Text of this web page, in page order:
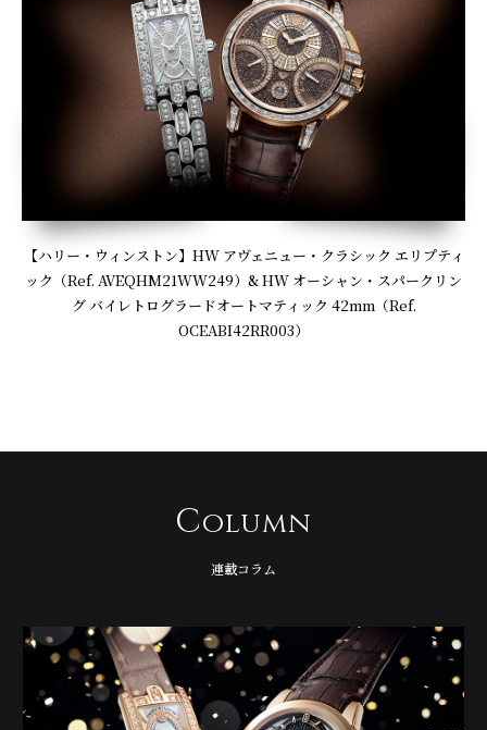
【ハリー・ウィンストン】HW アヴェニュー・クラシック エリプティ
ック（Ref. AVEQHM21WW249）& HW オーシャン・スパークリン
グ バイレトログラードオートマティック 42mm（Ref.
OCEABI42RR003）
Column
連載コラム